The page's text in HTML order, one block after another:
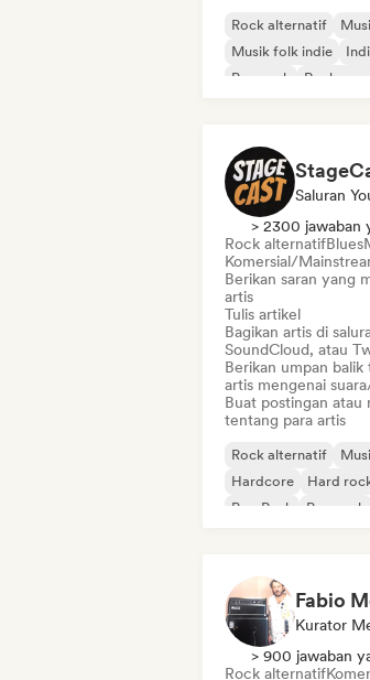
Rock alternatif
Musik folk indie
Pop rock
Rock
> 2300 jawaban
Rock alternatifBlues
Komersial/
Berikan saran yang
artis
Tulis artikel
Bagikan artis di
SoundCloud, atau
Berikan umpan
artis mengenai
Buat postingan atau
tentang para artis
Rock alternatif
Hardcore
Hard
Pop Punk
Pop rock
> 900 jawaban
Rock alternatif